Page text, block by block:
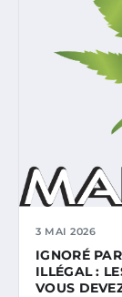
3 MAI 2026
IGNORÉ
ILLÉGAL :
VOUS